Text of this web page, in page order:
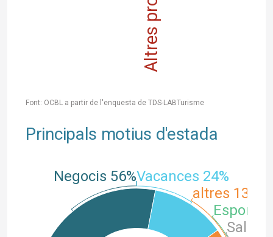
Font: OCBL a partir de l'enquesta de TDS-LABTurisme
Principals motius d'estada
Negocis 56%Vacances 24%
altres 13%
Esports
Salut